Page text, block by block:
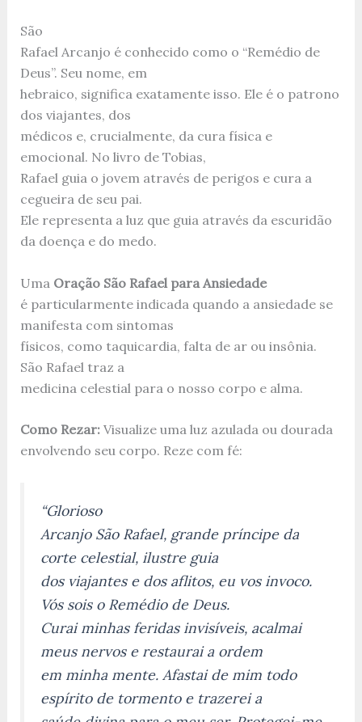
São
Rafael Arcanjo é conhecido como o “Remédio de
Deus”. Seu nome, em
hebraico, significa exatamente isso. Ele é o patrono
dos viajantes, dos
médicos e, crucialmente, da cura física e
emocional. No livro de Tobias,
Rafael guia o jovem através de perigos e cura a
cegueira de seu pai.
Ele representa a luz que guia através da escuridão
da doença e do medo.
Uma Oração São Rafael para Ansiedade
é particularmente indicada quando a ansiedade se
manifesta com sintomas
físicos, como taquicardia, falta de ar ou insônia.
São Rafael traz a
medicina celestial para o nosso corpo e alma.
Como Rezar:Visualize uma luz azulada ou dourada
envolvendo seu corpo. Reze com fé:
“Glorioso
Arcanjo São Rafael, grande príncipe da
corte celestial, ilustre guia
dos viajantes e dos aflitos, eu vos invoco.
Vós sois o Remédio de Deus.
Curai minhas feridas invisíveis, acalmai
meus nervos e restaurai a ordem
em minha mente. Afastai de mim todo
espírito de tormento e trazerei a